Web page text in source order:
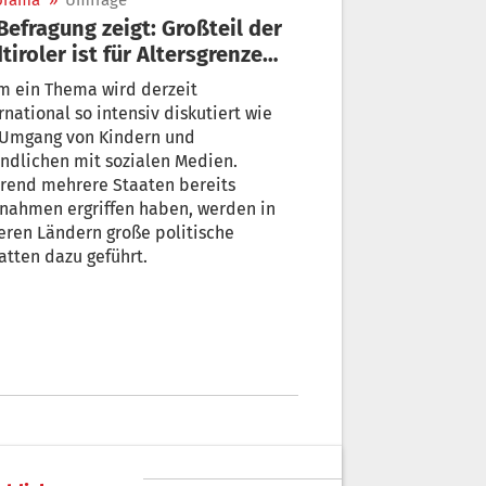
ist für Altersgrenze
Media
wird derzeit
so intensiv diskutiert wie
von Kindern und
mit sozialen Medien.
mehrere Staaten bereits
ergriffen haben, werden in
Ländern große politische
dazu geführt.